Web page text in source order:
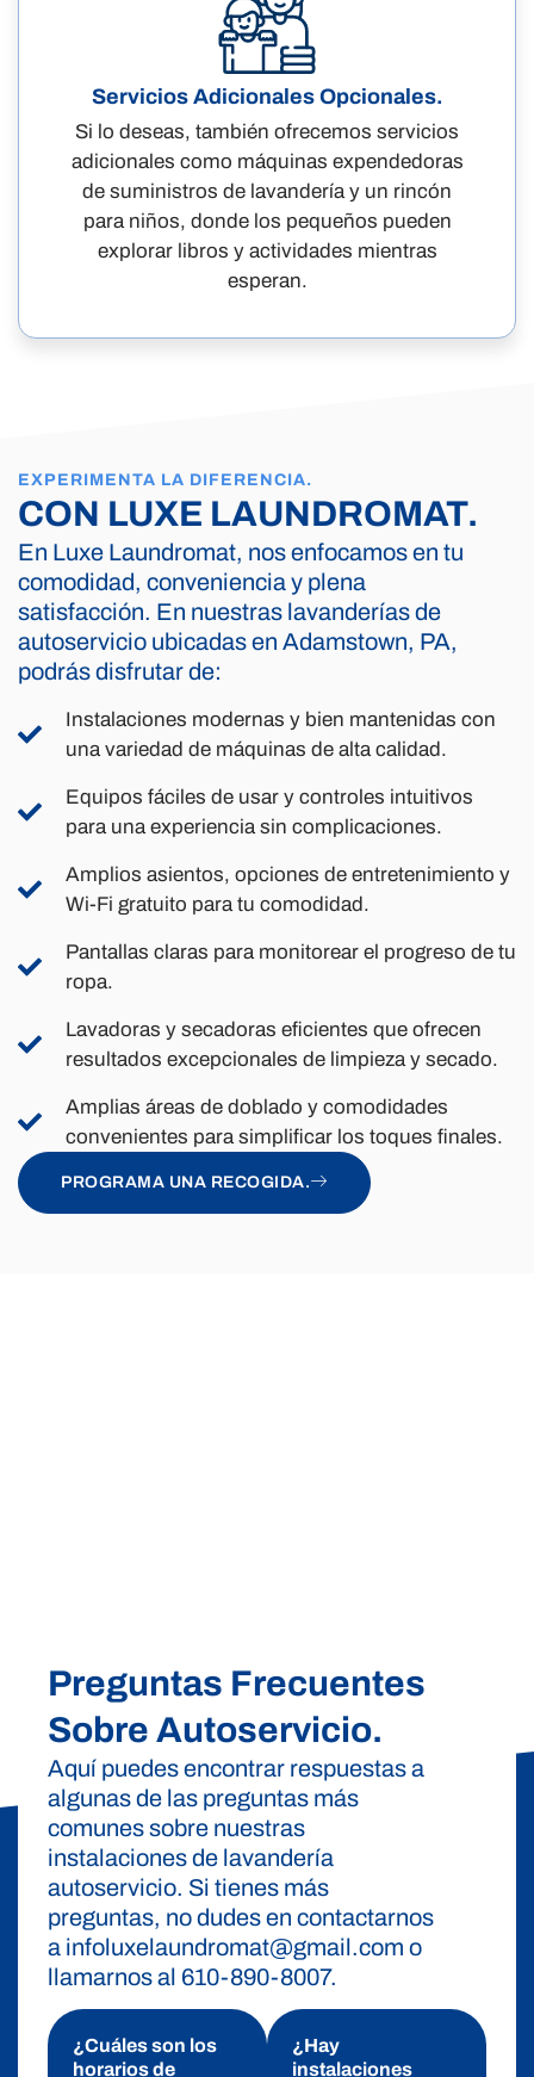
Servicios Adicionales Opcionales.
Si lo deseas, también ofrecemos servicios
adicionales como máquinas expendedoras
de suministros de lavandería y un rincón
para niños, donde los pequeños pueden
explorar libros y actividades mientras
esperan.
EXPERIMENTA LA DIFERENCIA.
CON LUXE LAUNDROMAT.
En Luxe Laundromat, nos enfocamos en tu
comodidad, conveniencia y plena
satisfacción. En nuestras lavanderías de
autoservicio ubicadas en Adamstown, PA,
podrás disfrutar de:
Instalaciones modernas y bien mantenidas con
una variedad de máquinas de alta calidad.
Equipos fáciles de usar y controles intuitivos
para una experiencia sin complicaciones.
Amplios asientos, opciones de entretenimiento y
Wi-Fi gratuito para tu comodidad.
Pantallas claras para monitorear el progreso de tu
ropa.
Lavadoras y secadoras eficientes que ofrecen
resultados excepcionales de limpieza y secado.
Amplias áreas de doblado y comodidades
convenientes para simplificar los toques finales.
PROGRAMA UNA RECOGIDA.
Preguntas Frecuentes
Sobre Autoservicio.
Aquí puedes encontrar respuestas a
algunas de las preguntas más
comunes sobre nuestras
instalaciones de lavandería
autoservicio. Si tienes más
preguntas, no dudes en contactarnos
a infoluxelaundromat@gmail.com o
llamarnos al 610-890-8007.
¿Cuáles son los
horarios de
¿Hay
instalaciones